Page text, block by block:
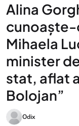
Alina
cunoaște-
Mihaela
minister
stat, aflat
Bolojan”
Odix